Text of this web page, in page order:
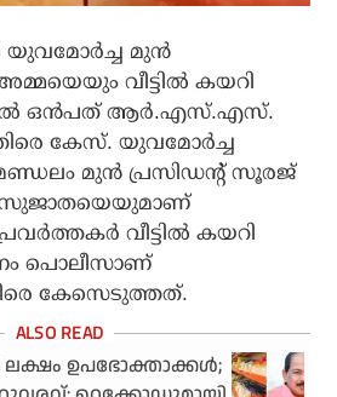
യുവമോര്‍ച്ച മുന്‍
വീട്ടില്‍ കയറി
ഒന്‍പത് ആര്‍.എസ്.എസ്.
കേസ്. യുവമോര്‍ച്ച
മുന്‍ പ്രസിഡന്റ് സൂരജ്
സുജാതയെയുമാണ്
വീട്ടില്‍ കയറി
പൊലീസാണ്
കേസെടുത്തത്.
ഉപഭോക്താക്കള്‍;